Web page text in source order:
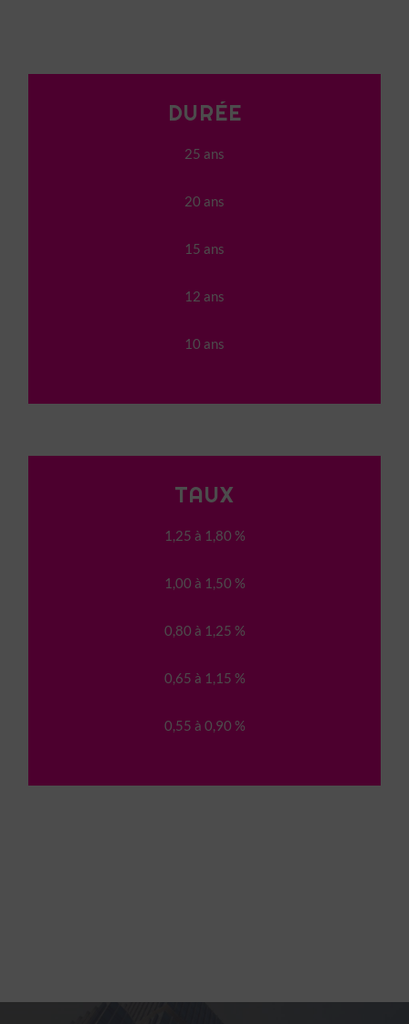
DURÉE
25 ans
20 ans
15 ans
12 ans
10 ans
TAUX
1,25 à 1,80 %
1,00 à 1,50 %
0,80 à 1,25 %
0,65 à 1,15 %
0,55 à 0,90 %